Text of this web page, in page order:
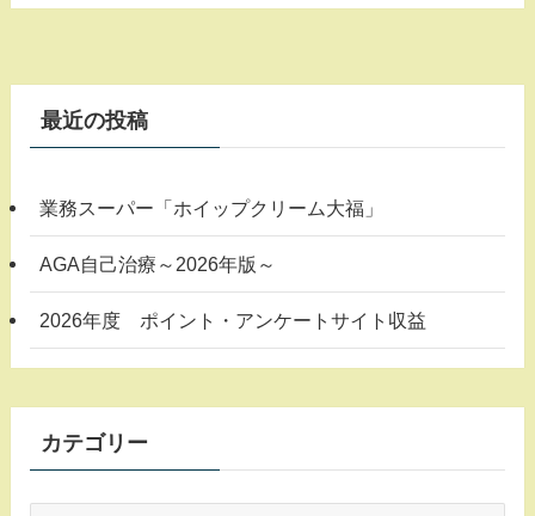
最近の投稿
業務スーパー「ホイップクリーム大福」
AGA自己治療～2026年版～
2026年度 ポイント・アンケートサイト収益
カテゴリー